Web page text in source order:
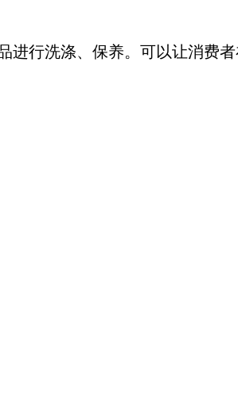
进行洗涤、保养。可以让消费